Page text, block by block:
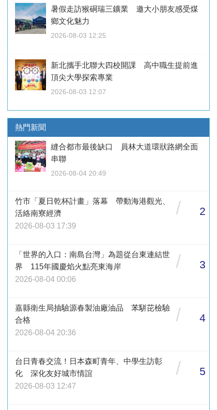
暑假走訪猴硐瑞三鑛業 邀大小朋友感受煤
鄉文化魅力
2026-08-03 12:25
新北攜手北聯大四校開課 高中職生提前進
頂尖大學探索專業
2026-08-03 12:07
熱門新聞
縫合都市最後缺口 員林大道環狀路網全面
串聯
2026-08-04 20:49
竹市「夏日乾杯計畫」落幕 帶動海港觀光、
活絡南寮經濟
2026-08-03 17:39
/ 2
「世界的入口：南島台灣」為題從台東連結世
界 115年國慶焰火點亮東海岸
2026-08-04 00:06
/ 3
嘉縣衛生局抽驗源春製油廠油品 苯駢芘檢驗
合格
2026-08-04 20:36
/ 4
台日青春交流！日本森町青年、中學生訪彰
化 深化友好城市情誼
2026-08-03 12:47
/ 5